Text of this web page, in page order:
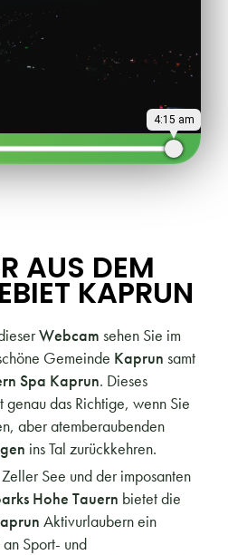
4:15 am
AUS DEM
KAPRUN
Webcam sehen Sie im
Gemeinde Kaprun samt
Spa Kaprun. Dieses
genau das Richtige, wenn Sie
aber atemberaubenden
ins Tal zurückkehren.
See und der imposanten
Hohe Tauern bietet die
Aktivurlaubern ein
Sport- und